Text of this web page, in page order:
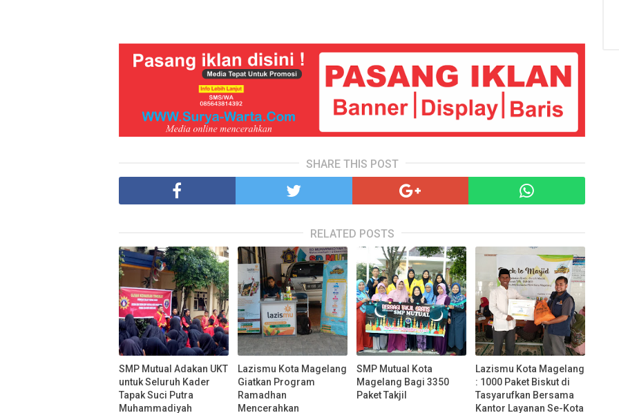
SHARE THIS POST
RELATED POSTS
SMP Mutual Adakan UKT
untuk Seluruh Kader
Tapak Suci Putra
Muhammadiyah
Lazismu Kota Magelang
Giatkan Program
Ramadhan
Mencerahkan
SMP Mutual Kota
Magelang Bagi 3350
Paket Takjil
Lazismu Kota Magelang
: 1000 Paket Biskut di
Tasyarufkan Bersama
Kantor Layanan Se-Kota